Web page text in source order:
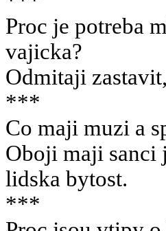
Proc je potreba
vajicka?
Odmitaji
***
Co maji muzi a
Oboji maji sanci
lidska bytost.
***